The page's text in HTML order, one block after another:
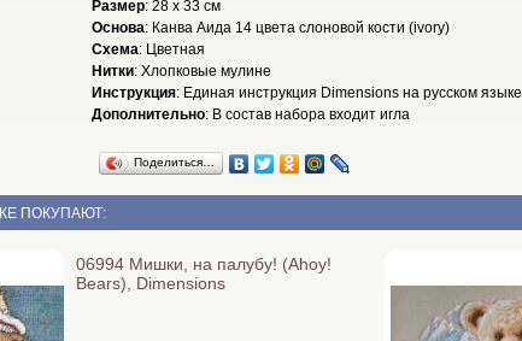
Размер: 28 x 33 см
Основа: Канва Аида 14 цвета слоновой кости (ivory)
Схема: Цветная
Нитки: Хлопковые мулине
Инструкция: Единая инструкция Dimensions на русском языке
Дополнительно: В состав набора входит игла
Поделиться…
ПОКУПАЮТ:
06994 Мишки, на палубу! (Ahoy!
Bears), Dimensions